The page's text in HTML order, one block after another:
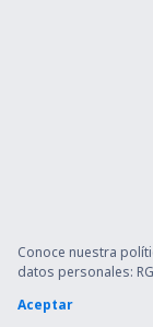
Conoce nuestra
datos personales:
Aceptar